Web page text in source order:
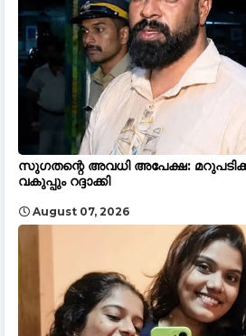
സുഗതന്റെ അവധി അപേക്ഷ:
വകുപ്പും റദ്ദാക്കി
August 07, 2026